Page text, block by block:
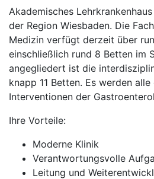
Akademisches
der Region Wiesbaden. Die
Medizin verfügt derzeit über
einschließlich rund 8 Betten im
angegliedert ist die
knapp 11 Betten. Es werden
Interventionen der
Ihre Vorteile:
Moderne Klinik
Verantwortungsvolle
Leitung und